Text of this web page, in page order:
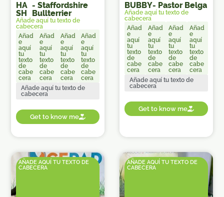
HA
SH
- Staffordshire
Bullterrier
Añade aquí tu texto de
cabecera
Añad
e
aquí
tu
texto
de
cabe
cera
Añad
e
aquí
tu
texto
de
cabe
cera
Añad
e
aquí
tu
texto
de
cabe
cera
Añad
e
aquí
tu
texto
de
cabe
cera
Añade aquí tu texto de
cabecera
Get to know me
BUBBY- Pastor Belga
Añade aquí tu texto de
cabecera
Añad
e
aquí
tu
texto
de
cabe
cera
Añad
e
aquí
tu
texto
de
cabe
cera
Añad
e
aquí
tu
texto
de
cabe
cera
Añad
e
aquí
tu
texto
de
cabe
cera
Añade aquí tu texto de
cabecera
Get to know me
AÑADE AQUÍ TU TEXTO DE
CABECERA
AÑADE AQUÍ TU TEXTO DE
CABECERA